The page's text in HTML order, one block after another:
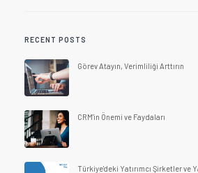
RECENT POSTS
Görev Atayın, Verimliliği Arttırın
CRM'in Önemi ve Faydaları
Türkiye'deki Yatırımcı Şirketler ve